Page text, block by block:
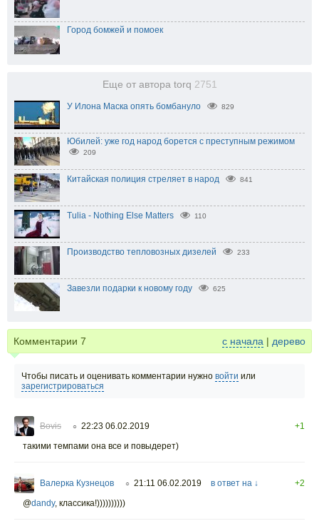
Город бомжей и помоек
Еще от автора torq 2751
У Илона Маска опять бомбануло 829
Юбилей: уже год народ борется с преступным режимом
209
Китайская полиция стреляет в народ 841
Tulia - Nothing Else Matters 110
Производство тепловозных дизелей 233
Завезли подарки к новому году 625
Комментарии 7 с начала | дерево
Чтобы писать и оценивать комментарии нужно войти или
зарегистрироваться
Bovis ○ 22:23 06.02.2019
+1
такими темпами она все и повыдерет)
Валерка Кузнецов ○ 21:11 06.02.2019 в ответ на ↓
+2
@dandy, классика!))))))))))